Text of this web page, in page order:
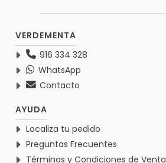
VERDEMENTA
916 334 328
WhatsApp
Contacto
AYUDA
Localiza tu pedido
Preguntas Frecuentes
Términos y Condiciones de Venta